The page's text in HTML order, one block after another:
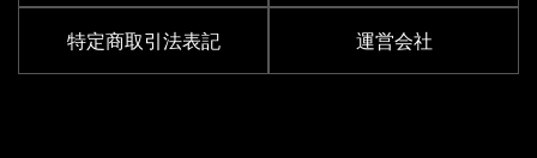
特定商取引法表記 運営会社